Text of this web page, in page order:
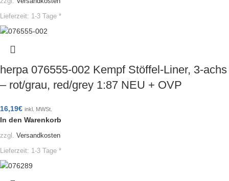
Lieferzeit: 1-3 Tage *
herpa 076555-002 Kempf Stöffel-Liner, 3-achs
– rot/grau, red/grey 1:87 NEU + OVP
16,19€ inkl. MWSt.
In den Warenkorb
zzgl. Versandkosten
Lieferzeit: 1-3 Tage *